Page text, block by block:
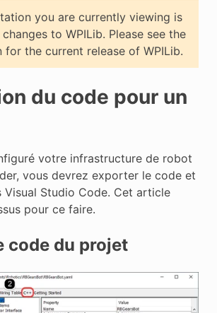
you are currently viewing is
to WPILib. Please see the
the current release of WPILib.
du code pour un
votre infrastructure de robot
vous devrez exporter le code et
Visual Studio Code. Cet article
pour ce faire.
code du projet